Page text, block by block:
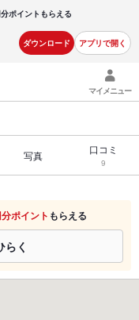
ポイントもらえる
ダウンロード アプリで開く
マイメニュー
写真 口コミ
9
ポイント もらえる
らく